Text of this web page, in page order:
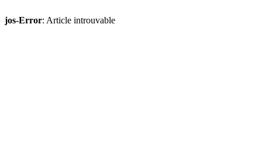
jos-Error: Article introuvable